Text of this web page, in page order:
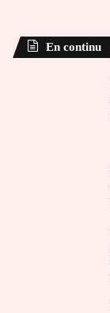
En continu